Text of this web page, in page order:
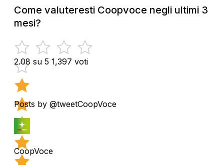
Come valuteresti Coopvoce negli ultimi 3
mesi?
2.08 su 5 1,397 voti
Posts by @tweetCoopVoce
CoopVoce